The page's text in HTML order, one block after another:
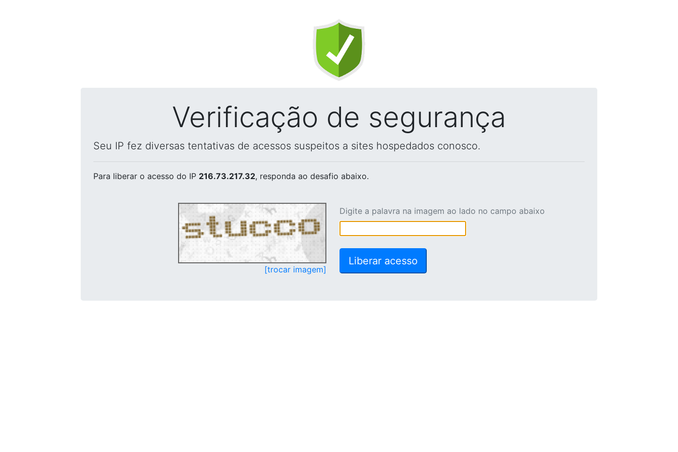
Verificação de segurança
Seu IP fez diversas tentativas de acessos suspeitos a sites hospedados conosco.
Para liberar o acesso do IP 216.73.217.32, responda ao desafio abaixo.
[trocar imagem]
Digite a palavra na imagem ao lado no campo abaixo